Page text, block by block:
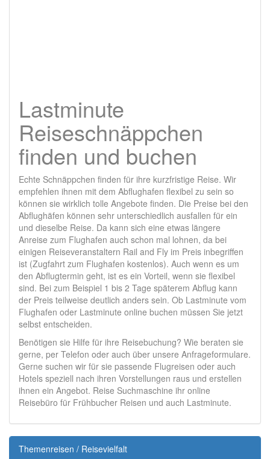
Lastminute
Reiseschnäppchen
finden und buchen
Echte Schnäppchen finden für ihre kurzfristige Reise. Wir
empfehlen ihnen mit dem Abflughafen flexibel zu sein so
können sie wirklich tolle Angebote finden. Die Preise bei den
Abflughäfen können sehr unterschiedlich ausfallen für ein
und dieselbe Reise. Da kann sich eine etwas längere
Anreise zum Flughafen auch schon mal lohnen, da bei
einigen Reiseveranstaltern Rail and Fly im Preis inbegriffen
ist (Zugfahrt zum Flughafen kostenlos). Auch wenn es um
den Abflugtermin geht, ist es ein Vorteil, wenn sie flexibel
sind. Bei zum Beispiel 1 bis 2 Tage späterem Abflug kann
der Preis teilweise deutlich anders sein. Ob Lastminute vom
Flughafen oder Lastminute online buchen müssen Sie jetzt
selbst entscheiden.
Benötigen sie Hilfe für ihre Reisebuchung? Wie beraten sie
gerne, per Telefon oder auch über unsere Anfrageformulare.
Gerne suchen wir für sie passende Flugreisen oder auch
Hotels speziell nach ihren Vorstellungen raus und erstellen
ihnen ein Angebot. Reise Suchmaschine ihr online
Reisebüro für Frühbucher Reisen und auch Lastminute.
Themenreisen / Reisevielfalt